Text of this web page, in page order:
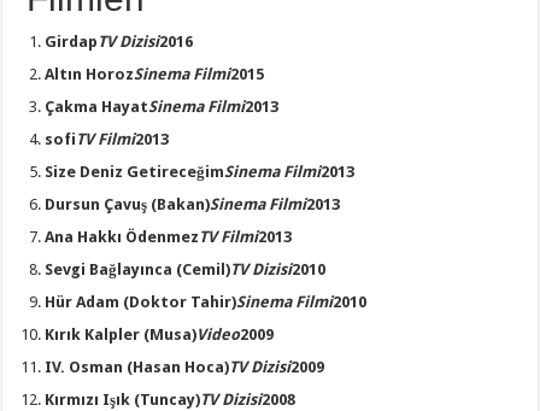
Girdap TV Dizisi2016
Altın HorozSinema Filmi2015
Çakma HayatSinema Filmi2013
sofi TV Filmi2013
Size Deniz GetireceğimSinema Filmi2013
Dursun Çavuş (Bakan)Sinema Filmi2013
Ana Hakkı Ödenmez TV Filmi2013
Sevgi Bağlayınca (Cemil)TV Dizisi2010
Hür Adam (Doktor Tahir)Sinema Filmi2010
Kırık Kalpler (Musa)Video2009
IV. Osman (Hasan Hoca)TV Dizisi2009
Kırmızı Işık (Tuncay)TV Dizisi2008